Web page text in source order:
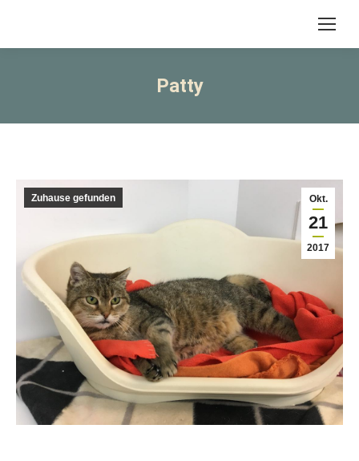
Patty
Okt.
21
2017
Zuhause gefunden